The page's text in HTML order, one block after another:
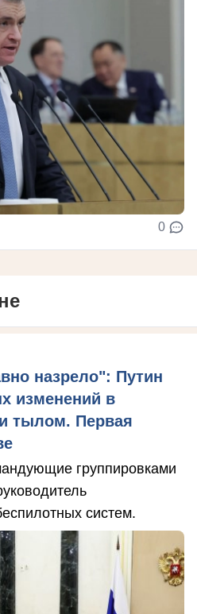
0
назрело": Путин
изменений в
тылом. Первая
группировками
систем.